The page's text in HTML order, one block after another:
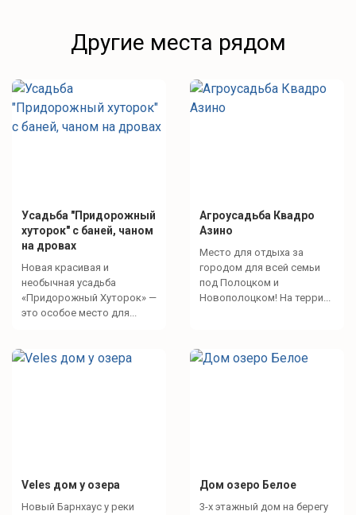
Другие места рядом
Усадьба "Придорожный
хуторок" с баней, чаном
на дровах
Новая красивая и
необычная усадьба
«Придорожный Хуторок» —
это особое место для...
Агроусадьба Квадро
Азино
Место для отдыха за
городом для всей семьи
под Полоцком и
Новополоцком! На терри...
Veles дом у озера
Новый Барнхаус у реки
Дом озеро Белое
3-х этажный дом на берегу